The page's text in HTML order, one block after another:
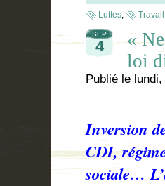
Luttes, Travail
SEP
4
«
loi
Publié le
Inversion
CDI,
sociale…